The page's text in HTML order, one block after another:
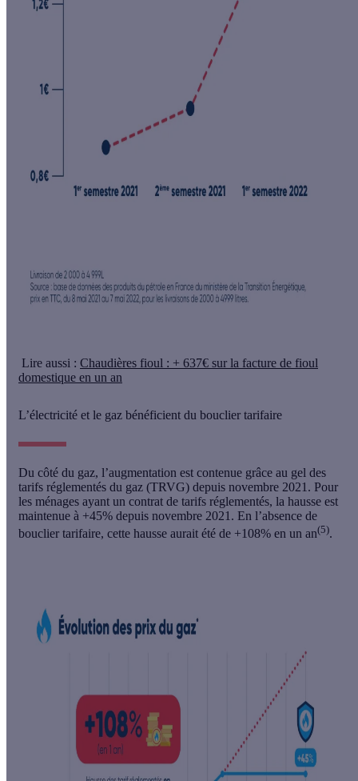
Lire aussi : Chaudières fioul : + 637€ sur la facture de fioul
domestique en un an
L’électricité et le gaz bénéficient du bouclier tarifaire
Du côté du gaz, l’augmentation est contenue grâce au gel des
tarifs réglementés du gaz (TRVG) depuis novembre 2021. Pour
les ménages ayant un contrat de tarifs réglementés, la hausse est
maintenue à +45% depuis novembre 2021. En l’absence de
bouclier tarifaire, cette hausse aurait été de +108% en un an(5).